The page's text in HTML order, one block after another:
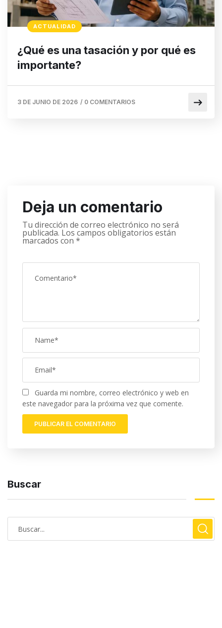
ACTUALIDAD
¿Qué es una tasación y por qué es
importante?
3 DE JUNIO DE 2026 / 0 COMENTARIOS
Deja un comentario
Tu dirección de correo electrónico no será
publicada. Los campos obligatorios están
marcados con *
Guarda mi nombre, correo electrónico y web en
este navegador para la próxima vez que comente.
Buscar